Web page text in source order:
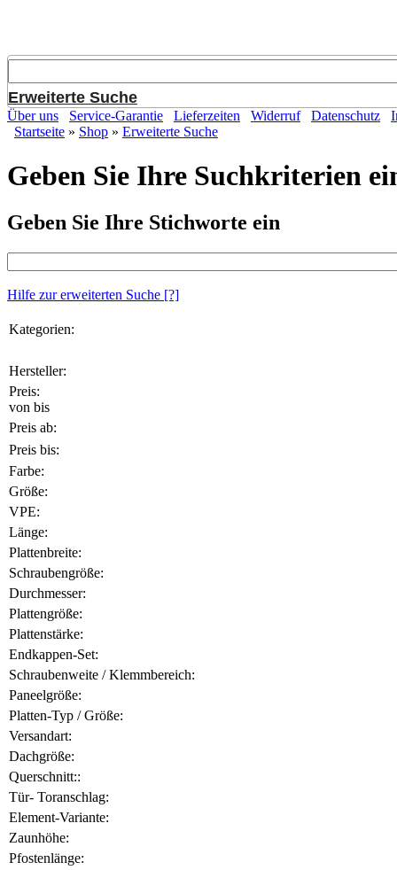
Erweiterte Suche
Über uns Service-Garantie Lieferzeiten Widerruf Datenschutz
Startseite » Shop » Erweiterte Suche
Geben Sie Ihre Suchkriterien
Geben Sie Ihre Stichworte ein
Hilfe zur erweiterten Suche [?]
Kategorien:
Hersteller:
Preis:
von bis
Preis ab:
Preis bis:
Farbe:
Größe:
VPE:
Länge:
Plattenbreite:
Schraubengröße:
Durchmesser:
Plattengröße:
Plattenstärke:
Endkappen-Set:
Schraubenweite / Klemmbereich:
Paneelgröße:
Platten-Typ / Größe:
Versandart:
Dachgröße:
Querschnitt::
Tür- Toranschlag:
Element-Variante:
Zaunhöhe:
Pfostenlänge: